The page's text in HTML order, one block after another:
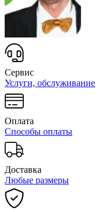
Сервис
Услуги, обслуживание
Оплата
Способы оплаты
Доставка
Любые размеры